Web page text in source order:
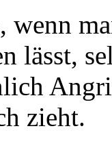
wenn
lässt,
zieht.